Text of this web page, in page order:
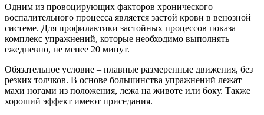
Одним из провоцирующих факторов хронического
воспалительного процесса является застой крови в венозной
системе. Для профилактики застойных процессов показа
комплекс упражнений, которые необходимо выполнять
ежедневно, не менее 20 минут.
Обязательное условие – плавные размеренные движения, без
резких толчков. В основе большинства упражнений лежат
махи ногами из положения, лежа на животе или боку. Также
хороший эффект имеют приседания.